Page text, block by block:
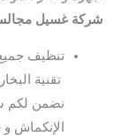
شركة غسيل
تنظيف جميع
تقنية
نضمن لكم
الإنكماش